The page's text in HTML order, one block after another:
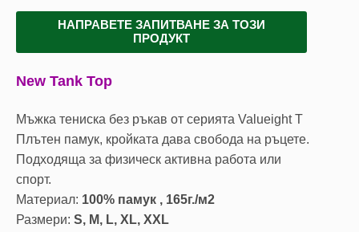
НАПРАВЕТЕ ЗАПИТВАНЕ ЗА ТОЗИ
ПРОДУКТ
New Tank Top
Мъжка тениска без ръкав от серията Valueight T
Плътен памук, кройката дава свобода на ръцете.
Подходяща за физическ активна работа или
спорт.
Материал: 100% памук , 165г./м2
Размери: S, M, L, XL, XXL